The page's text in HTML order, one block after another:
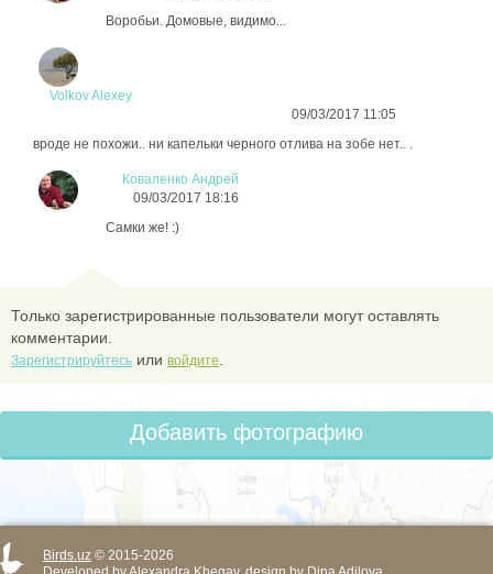
Воробьи. Домовые, видимо...
Volkov Alexey
09/03/2017 11:05
вроде не похожи.. ни капельки черного отлива на зобе нет.. .
Коваленко Андрей
09/03/2017 18:16
Самки же! :)
Только зарегистрированные пользователи могут оставлять
комментарии.
Зарегистрируйтесь или войдите
Добавить фотографию
Birds.uz © 2015-2026